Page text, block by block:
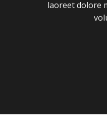
laoreet dolore